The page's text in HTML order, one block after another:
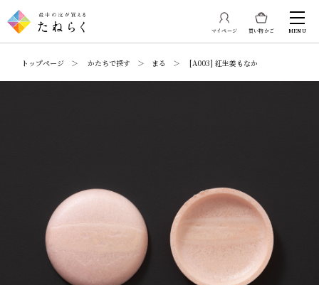
買い物かご
マイページ MENU
トップページ ＞ かたちで探す ＞ まる ＞ [A003] 紅生姜もなか